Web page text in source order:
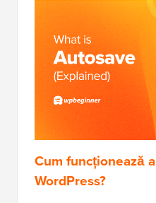
Cum funcționează
WordPress?